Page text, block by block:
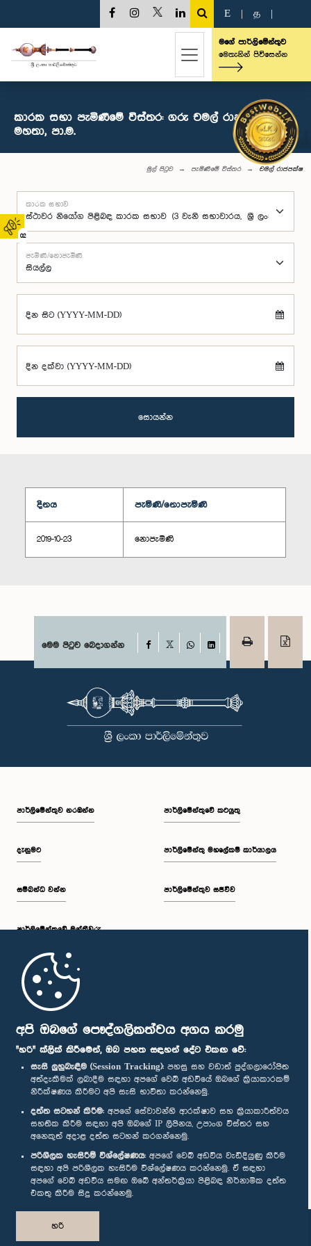
අපි ඔබගේ පෞද්ගලිකත්වය අගය කරමු
"හරි" ක්ලික් කිරීමෙන්, ඔබ පහත සඳහන් දේට එකඟ වේ:
සැසි ලුහුබැඳීම (Session Tracking): පහසු සහ වඩාත් පුද්ගලාරෝපිත
අත්දැකීමක් ලබාදීම සඳහා අපගේ වෙබ් අඩවියේ ඔබගේ ක්‍රියාකාරකම්
නිරීක්ෂණය කිරීමට අපි සැසි භාවිතා කරන්නෙමු.
දත්ත සටහන් කිරීම: අපගේ සේවාවන්හි ආරක්ෂාව සහ ක්‍රියාකාරීත්වය
සහතික කිරීම සඳහා අපි ඔබගේ IP ලිපිනය, උපාංග විස්තර සහ
අනෙකුත් අදාළ දත්ත සටහන් කරගන්නෙමු.
පරිශීලක හැසිරීම් විශ්ලේෂණය: අපගේ වෙබ් අඩවිය වැඩිදියුණු කිරීම
සඳහා අපි පරිශීලක හැසිරීම විශ්ලේෂණය කරන්නෙමු. ඒ සඳහා
අපගේ වෙබ් අඩවිය සමඟ ඔබේ අන්තර්ක්‍රියා පිළිබඳ නිර්නාමික දත්ත
එකතු කිරීම සිදු කරන්නෙමු.
හරි
02
E த
මගේ පාර්ලිමේන්තුව
මෙතැනින් පිවිසෙන්න
කාරක සභා පැමිණීමේ විස්තර: ගරු චමල් රාජපක්ෂ
මහතා, පා.ම.
මුල් පිටුව පැමිණීමේ විස්තර චමල් රාජපක්ෂ
කාරක සභාව
පැමිණි/නොපැමිණි
දින සිට (YYYY-MM-DD)
දින දක්වා (YYYY-MM-DD)
සොයන්න
දිනය පැමිණි/නොපැමිණි
2019-10-23 නොපැමිණි
මෙම පිටුව බෙදාගන්න Facebook
WhatsAppLinkedIn
පාර්ලි‌මේන්තුව නරඹන්න
දැනුමට
සම්බන්ධ වන්න
පාර්ලි‌මේන්තුවේ මන්ත්‍රීවරු
මුල් පිටුව
පාර්ලිමේන්තුවේ කටයුතු
පාර්ලිමේන්තු මහලේකම් කාර්යාලය
පාර්ලිමේන්තුව සජීවීව
පාර්ලිමේන්තු ජංගම යෙදුම
අප හා සම්බන්ධ වී සිටින්න :
සම්මාන
පෞද්ගලිකත්ව ප්‍රතිපත්තිය